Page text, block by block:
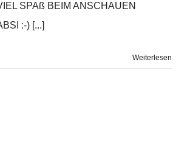
SPAß BEIM ANSCHAUEN
:-) [...]
Weiterlesen